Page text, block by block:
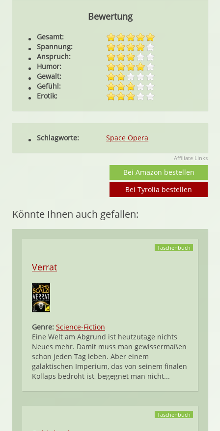
Bewertung
Gesamt:
Spannung:
Anspruch:
Humor:
Gewalt:
Gefühl:
Erotik:
Schlagworte: Space Opera
Affiliate Links
Bei Amazon bestellen
Bei Tyrolia bestellen
Könnte Ihnen auch gefallen:
Taschenbuch
Verrat
Genre: Science-Fiction
Eine Welt am Abgrund ist heutzutage nichts
Neues mehr. Damit muss man gewissermaßen
schon jeden Tag leben. Aber einem
galaktischen Imperium, das von seinem finalen
Kollaps bedroht ist, begegnet man nicht...
Taschenbuch